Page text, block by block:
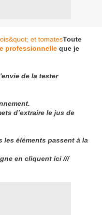
Toute
professionnelle que je
de la tester
d’extraire le jus de
les éléments passent à la
en cliquent ici ///